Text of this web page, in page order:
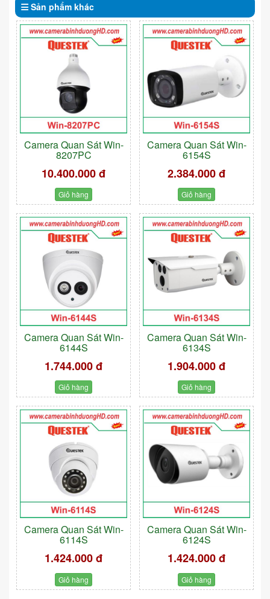
Sản phẩm khác
Camera Quan Sát Win-
8207PC
10.400.000 đ
Giỏ hàng
Camera Quan Sát Win-
6154S
2.384.000 đ
Giỏ hàng
Camera Quan Sát Win-
6144S
1.744.000 đ
Giỏ hàng
Camera Quan Sát Win-
6134S
1.904.000 đ
Giỏ hàng
Camera Quan Sát Win-
6114S
1.424.000 đ
Giỏ hàng
Camera Quan Sát Win-
6124S
1.424.000 đ
Giỏ hàng